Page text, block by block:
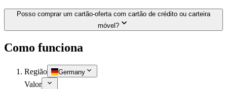
Posso comprar um cartão-oferta com cartão de crédito ou carteira
móvel?
Como funciona
Região Germany
Valor